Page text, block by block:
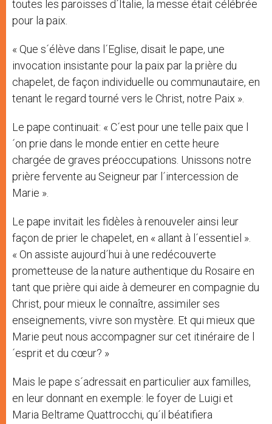
toutes les paroisses d´Italie, la messe était célébrée
pour la paix.
« Que s´élève dans l´Eglise, disait le pape, une
invocation insistante pour la paix par la prière du
chapelet, de façon individuelle ou communautaire, en
tenant le regard tourné vers le Christ, notre Paix ».
Le pape continuait: « C´est pour une telle paix que l
´on prie dans le monde entier en cette heure
chargée de graves préoccupations. Unissons notre
prière fervente au Seigneur par l´intercession de
Marie ».
Le pape invitait les fidèles à renouveler ainsi leur
façon de prier le chapelet, en « allant à l´essentiel ».
« On assiste aujourd´hui à une redécouverte
prometteuse de la nature authentique du Rosaire en
tant que prière qui aide à demeurer en compagnie du
Christ, pour mieux le connaître, assimiler ses
enseignements, vivre son mystère. Et qui mieux que
Marie peut nous accompagner sur cet itinéraire de l
´esprit et du cœur? »
Mais le pape s´adressait en particulier aux familles,
en leur donnant en exemple: le foyer de Luigi et
Maria Beltrame Quattrocchi, qu´il béatifiera